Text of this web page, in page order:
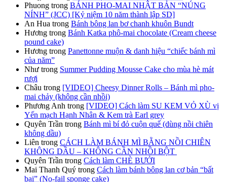
Phuong trong BÁNH PHO-MAI NHẬT BẢN “NÚNG
NÍNH” (JCC) [Kỷ niệm 10 năm thành lập SD]
An Hua trong Bánh bông lan bơ chanh khuôn Bundt
Hương trong Bánh Katka phô-mai chocolate (Cream cheese
pound cake)
Hương trong Panettonne muộn & danh hiệu “chiếc bánh mì
của năm”
Như trong Summer Pudding Mousse Cake cho mùa hè mát
rượi
Châu trong [VIDEO] Cheesy Dinner Rolls – Bánh mì pho-
mai chảy (không cần nhồi)
Phương Anh trong [VIDEO] Cách làm SU KEM VỎ XÙ vị
Yến mạch Hạnh Nhân & Kem trà Earl grey
Quyên Trần trong Bánh mì bí đỏ cuộn quế (dùng nồi chiên
không dầu)
Liên trong CÁCH LÀM BÁNH MÌ BẰNG NỒI CHIÊN
KHÔNG DẦU – KHÔNG CẦN NHỒI BỘT
Quyên Trần trong Cách làm CHÈ BƯỞI
Mai Thanh Quý trong Cách làm bánh bông lan cơ bản “bất
bại” (No-fail sponge cake)